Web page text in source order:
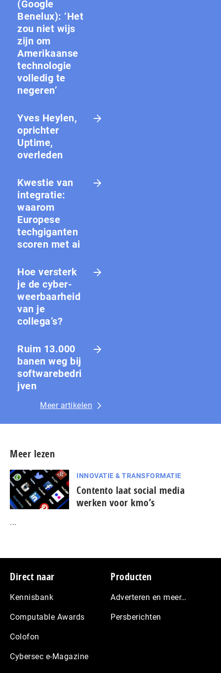
(Google
Benelux): ‘Het
zou niet wijs
zijn om
Amerikaanse
technologie
volledig te
negeren’
Yves Heylen,
oprichter
Uptime,
overleden
Kwestie van
integratie:
waarom
Europese
techgiganten
scoren met ai
Hoe versterk
je de cy­ber­
weer­baar­heid
van je
collega’s?
Ruim 13.000
banen weg bij
softwarebedri
jven
Meer artikelen
Meer lezen
INNOVATIE & TRANSFORMATIE
Contento laat social media
werken voor kmo’s
...
Footer
Direct naar
Kennisbank
Computable Awards
Colofon
Cybersec e-Magazine
Producten
Adverteren en meer…
Persberichten